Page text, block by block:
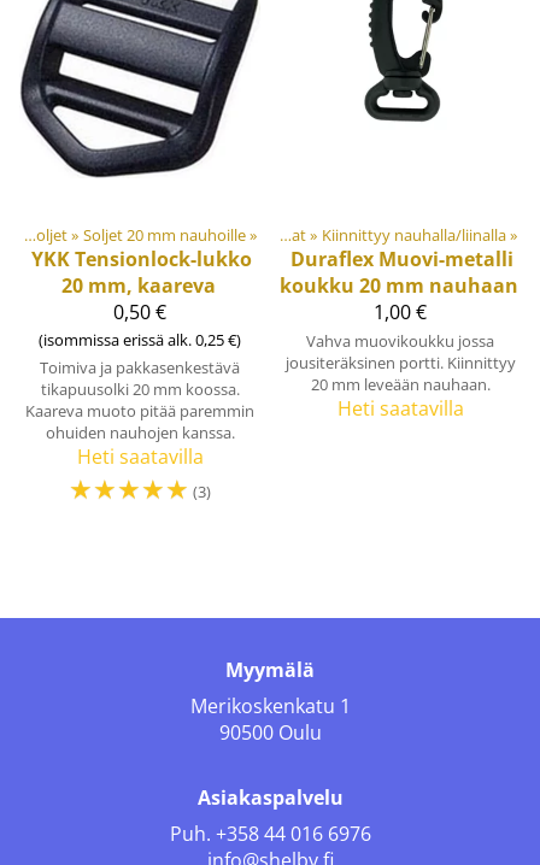
Soljet ja säätösoljet‪» Soljet 20 mm nauhoille‪»
YKK Tensionlock-lukko
20 mm, kaareva
0,50 €
(isommissa erissä alk. 0,25 €)
Toimiva ja pakkasenkestävä
tikapuusolki 20 mm koossa.
Kaareva muoto pitää paremmin
ohuiden nauhojen kanssa.
Heti saatavilla
☆☆☆☆☆ (3)
ja metalliosat ‪» Koukut ja sulkurenkaat‪» Kiinnittyy nauhalla/liinalla‪»
Duraflex Muovi-metalli
koukku 20 mm nauhaan
1,00 €
Vahva muovikoukku jossa
jousiteräksinen portti. Kiinnittyy
20 mm leveään nauhaan.
Heti saatavilla
Myymälä
Merikoskenkatu 1
90500 Oulu
Asiakaspalvelu
Puh. +358 44 016 6976